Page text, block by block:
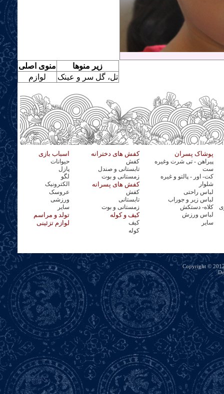
منوی اصلی
زیر منوها
لوازم
تل، گل سر و عینک
اسباب بازی کفش های دخترانه پوشاک پسران
حیوانات کفش
پیراهن - تی شرت وغیره
پازل
تابستانی و صندل
ست
لگو
زمستانی و بوت
کت- اور - پالتو و غیره
الکترونیک
کفش های پسرانه
شلوار
عروسک
کفش
لباس راحتی
ورزشی
تابستانی
لباس زیر و جوراب
سایر
زمستانی و بوت کلاه- دستکش
تولد و مراسم کیف و کوله لباس ورزش
لوازم تزئینی کیف
سایر
کوله
Copyright ©